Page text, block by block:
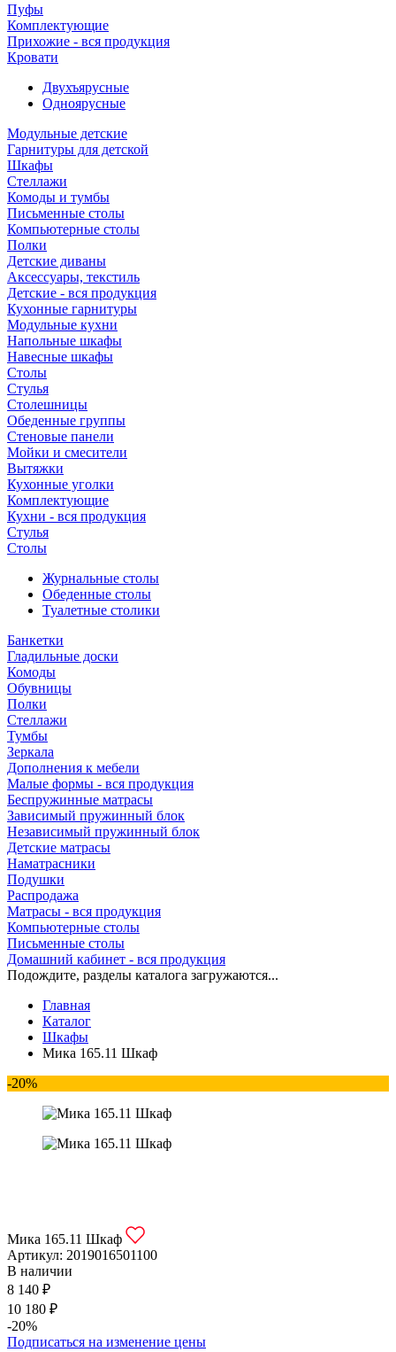
Пуфы
Комплектующие
Прихожие - вся продукция
Кровати
Двухъярусные
Одноярусные
Модульные детские
Гарнитуры для детской
Шкафы
Стеллажи
Комоды и тумбы
Письменные столы
Компьютерные столы
Полки
Детские диваны
Аксессуары, текстиль
Детские - вся продукция
Кухонные гарнитуры
Модульные кухни
Напольные шкафы
Навесные шкафы
Столы
Стулья
Столешницы
Обеденные группы
Стеновые панели
Мойки и смесители
Вытяжки
Кухонные уголки
Комплектующие
Кухни - вся продукция
Стулья
Столы
Журнальные столы
Обеденные столы
Туалетные столики
Банкетки
Гладильные доски
Комоды
Обувницы
Полки
Стеллажи
Тумбы
Зеркала
Дополнения к мебели
Малые формы - вся продукция
Беспружинные матрасы
Зависимый пружинный блок
Независимый пружинный блок
Детские матрасы
Наматрасники
Подушки
Распродажа
Матрасы - вся продукция
Компьютерные столы
Письменные столы
Домашний кабинет - вся продукция
Подождите, разделы каталога загружаются...
Главная
Каталог
Шкафы
Мика 165.11 Шкаф
-20%
Мика 165.11 Шкаф
Артикул: 2019016501100
В наличии
8 140 ₽
10 180 ₽
-20%
Подписаться на изменение цены